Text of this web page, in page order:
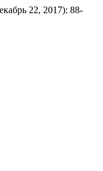
22, 2017): 88-